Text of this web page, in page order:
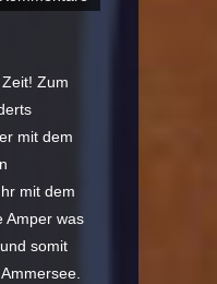
Zum
mit dem
mit dem
Amper was
somit